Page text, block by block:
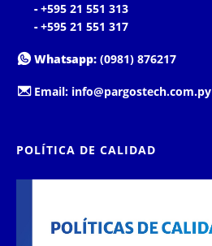
-+595 21 551 313
-+595 21 551 317
Whatsapp: (0981) 876217
Email: info@pargostech.com.py
POLÍTICA DE CALIDAD